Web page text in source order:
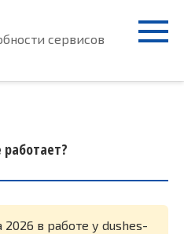
сервисов
2026 в работе у dushes-